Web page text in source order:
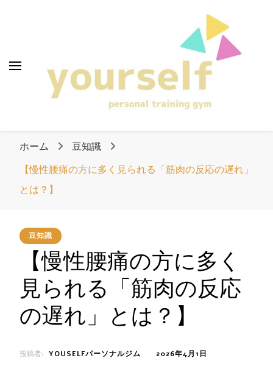
愛知県清須市のパーソ
ナルトレーニングジ
ム「yourself」
ソナルトレーニング
ジム「yourself」
ホーム
豆知識
【慢性腰痛の方に多く見られる「筋肉の反応の遅れ」
とは？】
豆知識
【慢性腰痛の方に多く
見られる「筋肉の反応
の遅れ」とは？】
投稿者: YOUSELFパーソナルジム 2026年4月1日